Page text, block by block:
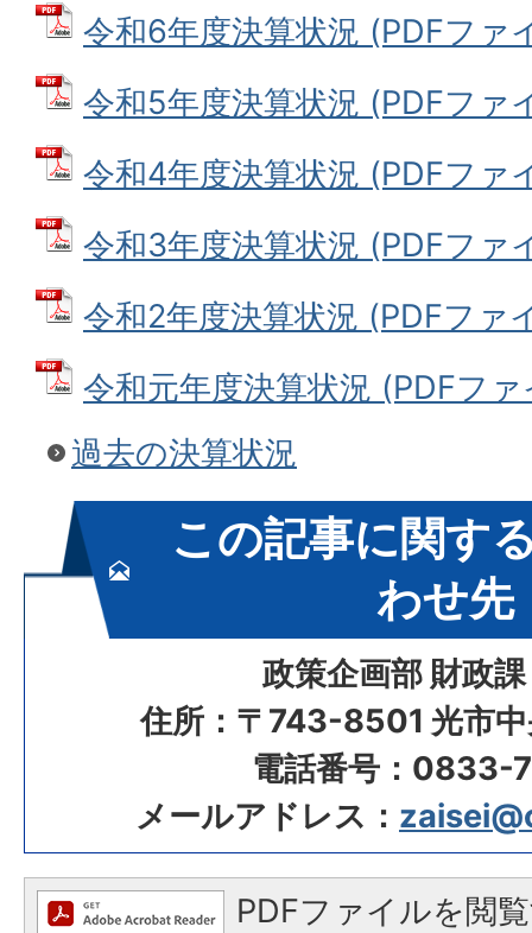
令和6年度決算状況 (PDFファ
令和5年度決算状況 (PDFファ
令和4年度決算状況 (PDFファ
令和3年度決算状況 (PDFファ
令和2年度決算状況 (PDFファ
令和元年度決算状況 (PDFフ
過去の決算状況
この記事に関す
わせ先
政策企画部 財政
住所：〒743-8501 光市中
電話番号：0833-
メールアドレス：
PDFファイルを閲